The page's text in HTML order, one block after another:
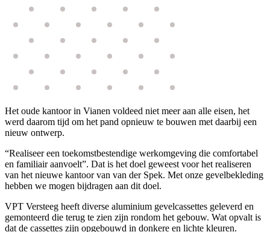
Het oude kantoor in Vianen voldeed niet meer aan alle eisen, het
werd daarom tijd om het pand opnieuw te bouwen met daarbij een
nieuw ontwerp.
“Realiseer een toekomstbestendige werkomgeving die comfortabel
en familiair aanvoelt”. Dat is het doel geweest voor het realiseren
van het nieuwe kantoor van van der Spek. Met onze gevelbekleding
hebben we mogen bijdragen aan dit doel.
VPT Versteeg heeft diverse aluminium gevelcassettes geleverd en
gemonteerd die terug te zien zijn rondom het gebouw. Wat opvalt is
dat de cassettes zijn opgebouwd in donkere en lichte kleuren.